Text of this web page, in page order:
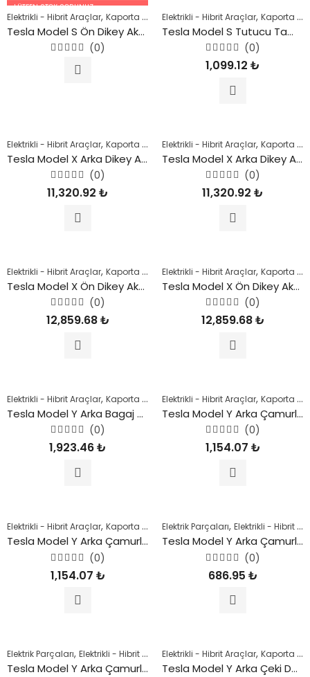
LÜTFEN STOK SORUNUZ.
05447227756
Elektrikli - Hibrit Araçlar, Kaporta Parçaları ,Kaporta Parçaları ,Model 3 ,
Tesla Model S Ön Dikey Aks Taşıyıcı (Sol) 2016 Sonrası
üzerinden
(0)
Elektrikli - Hibrit Araçlar, Kaporta Parçaları
Tesla Model S Tutucu Tampon 2015 Sonrası
5
üzerinden
(0)
1,099.12 ₺
Elektrikli - Hibrit Araçlar, Kaporta Parçaları ,Kaporta Parçaları ,Model 3 ,
Tesla Model X Arka Dikey Aks Taşıyıcı (Sağ) 2021 Sonrası
5
üzerinden
(0)
11,320.92 ₺
Elektrikli - Hibrit Araçlar, Kaporta Parçaları
Tesla Model X Arka Dikey Aks Taşıyıcı (Sol) 2021 Sonrası
5
üzerinden
(0)
11,320.92 ₺
Elektrikli - Hibrit Araçlar, Kaporta Parçaları ,Kaporta Parçaları ,Şase
Tesla Model X Ön Dikey Aks Taşıyıcı (Sağ) 2021 Sonrası
5
üzerinden
(0)
12,859.68₺
Elektrikli - Hibrit Araçlar, Kaporta Parçaları
Tesla Model X Ön Dikey Aks Taşıyıcı (Sol) 2021 Sonrası
5
üzerinden
(0)
12,859.68₺
Elektrikli - Hibrit Araçlar, Kaporta Parçaları ,Model Y,Şase Parçaları,Tesla
Tesla Model Y Arka Bagaj Havuzu Alt Pad 2019 Sonrası
5
üzerinden
(0)
1,923.46₺
Elektrikli - Hibrit Araçlar, Kaporta Parçaları
Tesla Model Y Arka Çamurluk Bakaliti (Sağ) 2019 Sonrası
5
üzerinden
(0)
1,154.07 ₺
Elektrikli - Hibrit Araçlar, Kaporta Parçaları ,Model Y,Şase Parçaları,Tesla
Tesla Model Y Arka Çamurluk Bakaliti (Sol) 2019 Sonrası
5
üzerinden
(0)
1,154.07 ₺
Elektrik Parçaları, Elektrikli - Hibrit Araçlar
Tesla Model Y Arka Çamurluk Braketi (Sağ) 2019 Sonrası
5
üzerinden
(0)
686.95 ₺
Elektrik Parçaları, Elektrikli - Hibrit Araçlar ,Kaporta Parçaları,Model Y,
Tesla Model Y Arka Çamurluk Braketi (Sol) 2019 Sonrası
Elektrikli - Hibrit Araçlar, Kaporta Parçaları
Tesla Model Y Arka Çeki Demir Kapağı 2019 ile 2024 Arası